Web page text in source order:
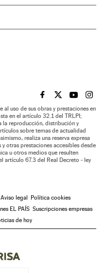
EL PAÍS BRASIL EN
EL PAÍSEL PAÍS
EL
al uso de sus obras y prestaciones en
en el artículo 32.1 del TRLPI;
la reproducción, distribución y
sobre temas de actualidad
realiza una reserva expresa
otras prestaciones accesibles desde
u otros medios que resulten
artículo 67.3 del Real Decreto - ley
Aviso legal Política cookies
EL PAÍS Suscripciones empresas
de hoy